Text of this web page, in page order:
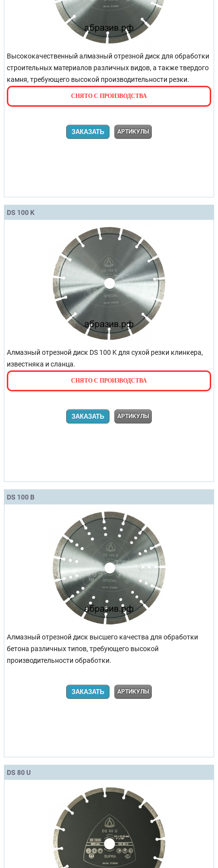
Высококачественный алмазный отрезной диск для обработки
строительных материалов различных видов, а также твердого
камня, требующего высокой производительности резки.
СНЯТО С ПРОИЗВОДСТВА
ЗАКАЗАТЬ АРТИКУЛЫ
DS 100 K
Алмазный отрезной диск DS 100 K для сухой резки клинкера,
известняка и сланца.
СНЯТО С ПРОИЗВОДСТВА
ЗАКАЗАТЬ АРТИКУЛЫ
DS 100 B
Алмазный отрезной диск высшего качества для обработки
бетона различных типов, требующего высокой
производительности обработки.
ЗАКАЗАТЬ АРТИКУЛЫ
DS 80 U